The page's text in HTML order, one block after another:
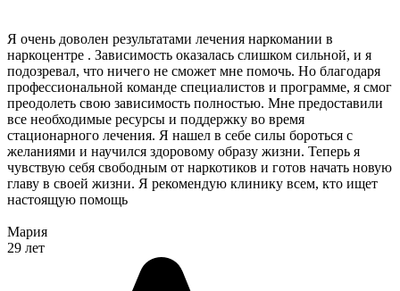
Я очень доволен результатами лечения наркомании в
наркоцентре . Зависимость оказалась слишком сильной, и я
подозревал, что ничего не сможет мне помочь. Но благодаря
профессиональной команде специалистов и программе, я смог
преодолеть свою зависимость полностью. Мне предоставили
все необходимые ресурсы и поддержку во время
стационарного лечения. Я нашел в себе силы бороться с
желаниями и научился здоровому образу жизни. Теперь я
чувствую себя свободным от наркотиков и готов начать новую
главу в своей жизни. Я рекомендую клинику всем, кто ищет
настоящую помощь
Мария
29 лет